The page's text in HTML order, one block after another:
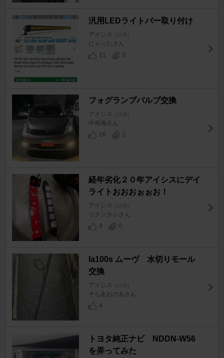
汎用LEDライトバー取り付け
アイシス [10系]
にゃったさん
11
0
フォグランプバルブ交換
アイシス [10系]
中南海さん
16
2
経年劣化２０年アイシスにデイ
ライトおおおぉぉお！
アイシス [10系]
☆クンタ☆さん
9
0
la100s ムーヴ 水切りモール
交換
アイシス [10系]
そらあおのあさん
4
トヨタ純正ナビ NDDN-W56
を弄ってみた